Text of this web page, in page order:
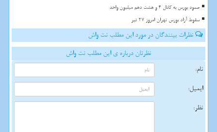
صعود بورس به کانال 4 و هشت دهم میلیون واحد
سقوط آزاد بورس تهران امروز 27 تیر
نظرات بینندگان در مورد این مطلب نت واش
نظرتان درباره ی این مطلب نت واش
نام:
ایمیل:
نظر: